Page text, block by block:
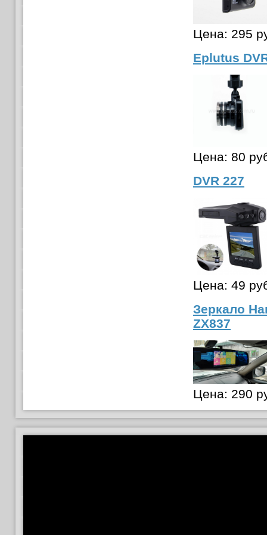
Цена: 295
Eplutus
Цена: 80
DVR 227
Цена: 49
Зеркало
ZX837
Цена: 290